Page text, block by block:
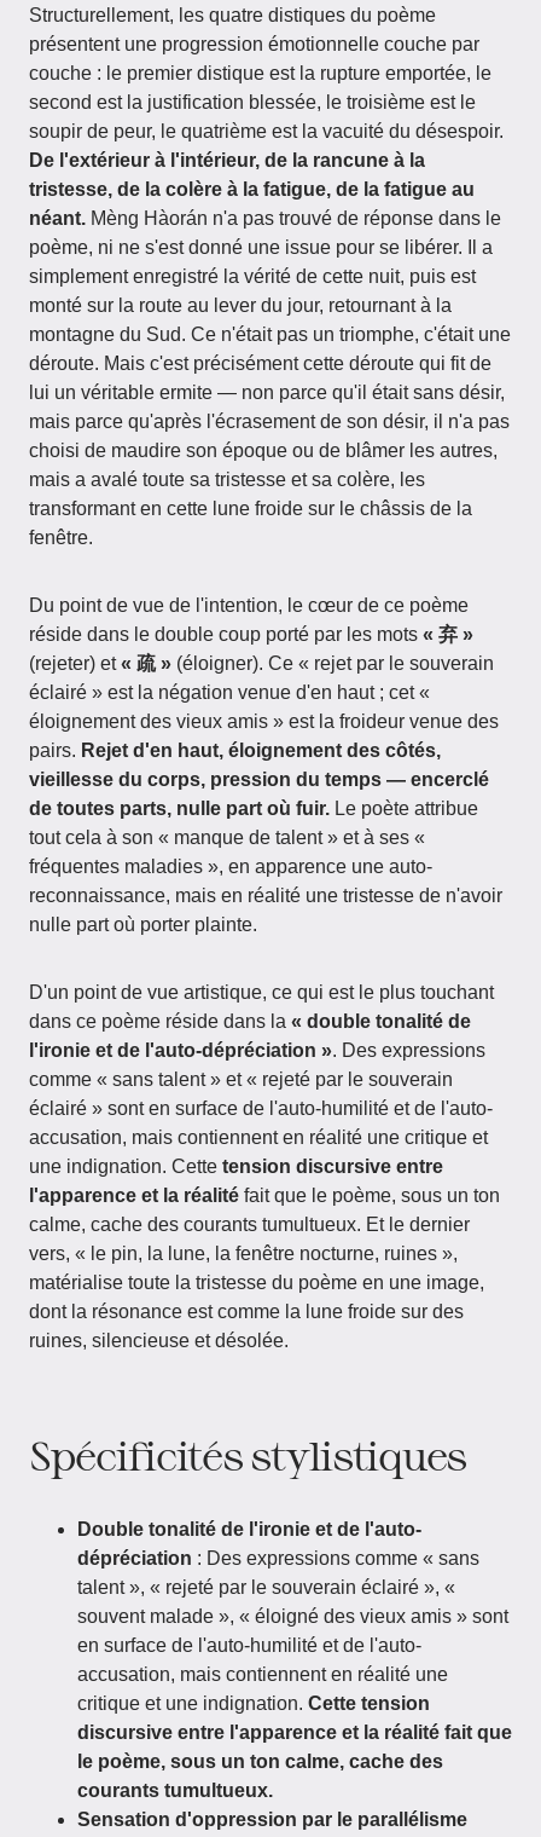
Structurellement, les quatre distiques du poème
présentent une progression émotionnelle couche par
couche : le premier distique est la rupture emportée, le
second est la justification blessée, le troisième est le
soupir de peur, le quatrième est la vacuité du désespoir.
De l'extérieur à l'intérieur, de la rancune à la
tristesse, de la colère à la fatigue, de la fatigue au
néant. Mèng Hàorán n'a pas trouvé de réponse dans le
poème, ni ne s'est donné une issue pour se libérer. Il a
simplement enregistré la vérité de cette nuit, puis est
monté sur la route au lever du jour, retournant à la
montagne du Sud. Ce n'était pas un triomphe, c'était une
déroute. Mais c'est précisément cette déroute qui fit de
lui un véritable ermite — non parce qu'il était sans désir,
mais parce qu'après l'écrasement de son désir, il n'a pas
choisi de maudire son époque ou de blâmer les autres,
mais a avalé toute sa tristesse et sa colère, les
transformant en cette lune froide sur le châssis de la
fenêtre.
Du point de vue de l'intention, le cœur de ce poème
réside dans le double coup porté par les mots « 弃 »
(rejeter) et« 疏 » (éloigner). Ce « rejet par le souverain
éclairé » est la négation venue d'en haut ; cet «
éloignement des vieux amis » est la froideur venue des
pairs. Rejet d'en haut, éloignement des côtés,
vieillesse du corps, pression du temps — encerclé
de toutes parts, nulle part où fuir. Le poète attribue
tout cela à son « manque de talent » et à ses «
fréquentes maladies », en apparence une auto-
reconnaissance, mais en réalité une tristesse de n'avoir
nulle part où porter plainte.
D'un point de vue artistique, ce qui est le plus touchant
dans ce poème réside dans la « double tonalité de
l'ironie et de l'auto-dépréciation ». Des expressions
comme « sans talent » et « rejeté par le souverain
éclairé » sont en surface de l'auto-humilité et de l'auto-
accusation, mais contiennent en réalité une critique et
une indignation. Cette tension discursive entre
l'apparence et la réalité fait que le poème, sous un ton
calme, cache des courants tumultueux. Et le dernier
vers, « le pin, la lune, la fenêtre nocturne, ruines »,
matérialise toute la tristesse du poème en une image,
dont la résonance est comme la lune froide sur des
ruines, silencieuse et désolée.
Spécificités stylistiques
Double tonalité de l'ironie et de l'auto-
dépréciation : Des expressions comme « sans
talent », « rejeté par le souverain éclairé », «
souvent malade », « éloigné des vieux amis » sont
en surface de l'auto-humilité et de l'auto-
accusation, mais contiennent en réalité une
critique et une indignation. Cette tension
discursive entre l'apparence et la réalité fait que
le poème, sous un ton calme, cache des
courants tumultueux.
Sensation d'oppression par le parallélisme